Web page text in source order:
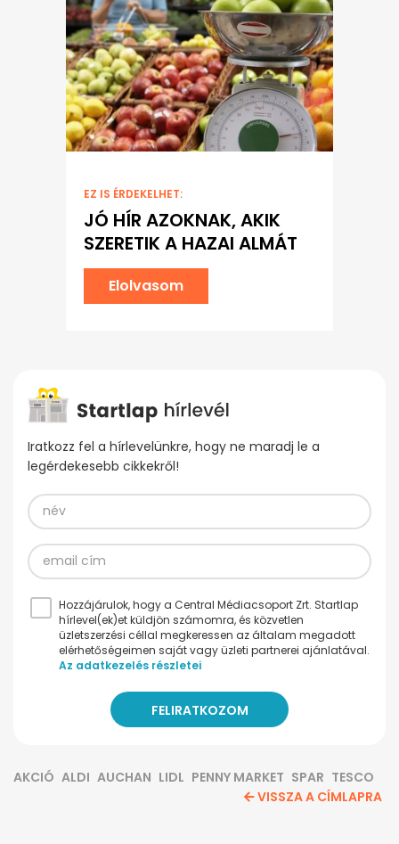
EZ IS ÉRDEKELHET:
JÓ HÍR AZOKNAK, AKIK
SZERETIK A HAZAI ALMÁT
Elolvasom
Iratkozz fel a hírlevelünkre, hogy ne maradj le a
legérdekesebb cikkekről!
Hozzájárulok, hogy a Central Médiacsoport Zrt. Startlap
hírlevel(ek)et küldjön számomra, és közvetlen
üzletszerzési céllal megkeressen az általam megadott
elérhetőségeimen saját vagy üzleti partnerei ajánlatával.
Az adatkezelés részletei
AKCIÓ ALDI AUCHAN LIDL PENNY MARKET SPAR TESCO
VISSZA A CÍMLAPRA